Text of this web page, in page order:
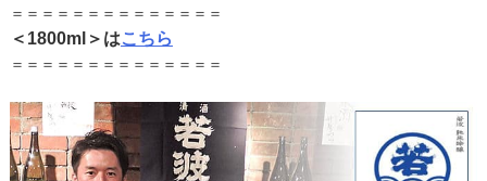
＝＝＝＝＝＝＝＝＝＝＝＝＝＝
＜1800ml＞はこちら
＝＝＝＝＝＝＝＝＝＝＝＝＝＝